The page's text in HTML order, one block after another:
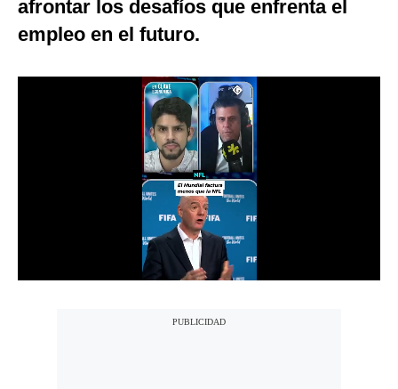
Notas Contratadas
Podcast
Gestión TV
afrontar los desafíos que enfrenta el
empleo en el futuro.